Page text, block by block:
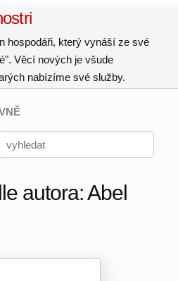
hospodáři, který vynáší ze své
Věcí nových je všude
nabízíme své služby.
autora: Abel